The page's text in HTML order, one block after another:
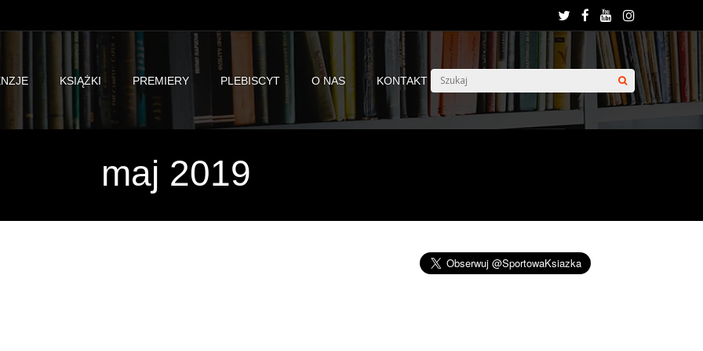
KSIĄŻKI PREMIERY PLEBISCYT O NAS KONTAKT
maj 2019